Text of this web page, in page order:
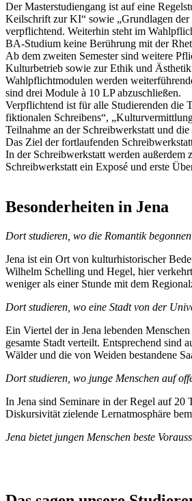
Der Masterstudiengang ist auf eine
Keilschrift zur KI“ sowie „Grundlagen
verpflichtend. Weiterhin steht im
BA-Studium keine Berührung mit der
Ab dem zweiten Semester sind weitere
Kulturbetrieb sowie zur Ethik und
Wahlpflichtmodulen werden
sind drei Module à 10 LP abzuschließen.
Verpflichtend ist für alle Studierenden die
fiktionalen Schreibens“,
Teilnahme an der Schreibwerkstatt und
Das Ziel der fortlaufenden
In der Schreibwerkstatt werden
Schreibwerkstatt ein Exposé und erste
Besonderheiten in Jena
Dort studieren, wo die Romantik
Jena ist ein Ort von kulturhistorischer
Wilhelm Schelling und Hegel, hier
weniger als einer Stunde mit dem
Dort studieren, wo eine Stadt von der
Ein Viertel der in Jena lebenden
gesamte Stadt verteilt. Entsprechend sind
Wälder und die von Weiden bestandene
Dort studieren, wo junge Menschen auf
In Jena sind Seminare in der Regel auf 20
Diskursivität zielende Lernatmosphäre
Jena bietet jungen Menschen beste